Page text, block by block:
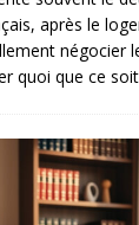
après le
négocier
quoi que ce